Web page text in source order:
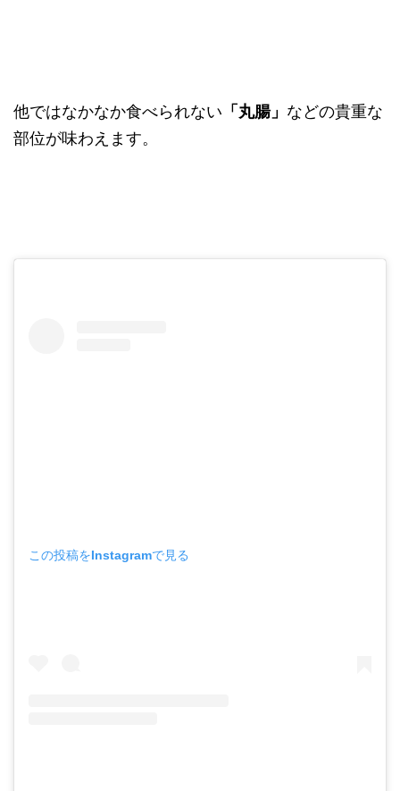
他ではなかなか食べられない 「丸腸」 などの貴重な
部位が味わえます。
この投稿をInstagramで見る